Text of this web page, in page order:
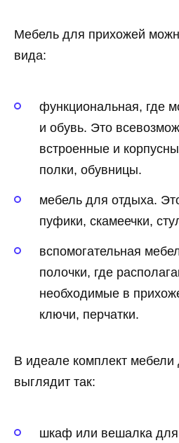
Мебель для прихожей
вида:
функциональная, где
и обувь. Это
встроенные и
полки, обувницы.
мебель для отдыха.
пуфики, скамеечки,
вспомогательная
полочки, где
необходимые в
ключи, перчатки.
В идеале комплект мебели
выглядит так:
шкаф или вешалка